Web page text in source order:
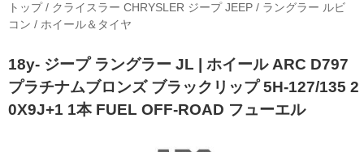
トップ/ クライスラー CHRYSLER ジープ JEEP / ラングラー ルビ
コン / ホイール＆タイヤ
18y- ジープ ラングラー JL | ホイール ARC D797
プラチナムブロンズ ブラックリップ 5H-127/135 2
0X9J+1 1本 FUEL OFF-ROAD フューエル